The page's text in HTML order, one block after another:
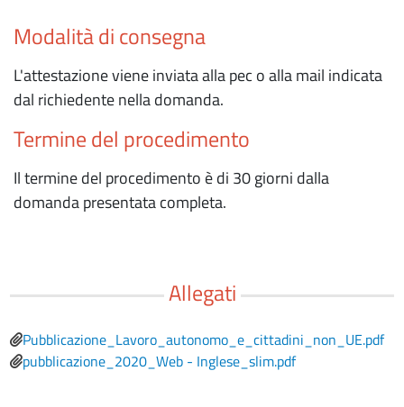
Modalità di consegna
L'attestazione viene inviata alla pec o alla mail indicata
dal richiedente nella domanda.
Termine del procedimento
Il termine del procedimento è di 30 giorni dalla
domanda presentata completa.
Allegati
File
Pubblicazione_Lavoro_autonomo_e_cittadini_non_UE.pdf
File
pubblicazione_2020_Web - Inglese_slim.pdf